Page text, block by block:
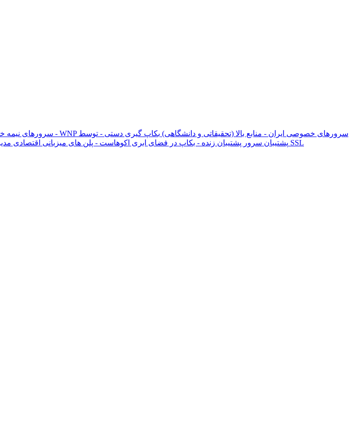
سرورهای سرورهای خصوصی ووکامرس ایران - WNP سرورهای خصوصی ایران - منابع بالا (تحقیقاتی و دانشگاهی) بکاپ گیری دستی - توسط
پشتیبان سرور پشتیبان زنده - بکاپ در فضای ابری اکوهاست - پلن های میزبانی اقتصادی گواهینامه SSL